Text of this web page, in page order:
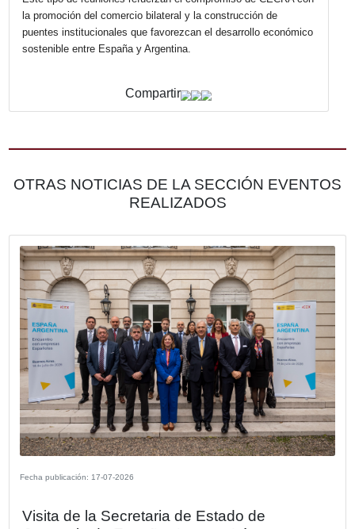
quienes coincidieron en la importancia de generar
articulación público-privada que impulsen el comercio
Del encuentro participaron también la Directora General
Sr.Sergio Pablo Güenaga Álvarez, quienes aportaron
valiosas perspectivas para la concreción de futuras
Este tipo de reuniones refuerzan el compromiso de
la promoción del comercio bilateral y la construcción de
puentes institucionales que favorezcan el desarrollo
sostenible entre España y Argentina.
Compartir
REALIZADOS